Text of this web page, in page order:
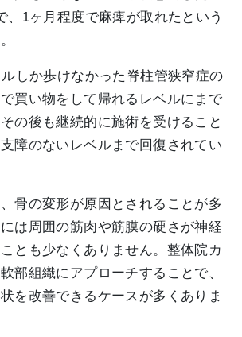
、1ヶ月程度で麻痺が取れたという
しか歩けなかった脊柱管狭窄症の
買い物をして帰れるレベルにまで
の後も継続的に施術を受けること
障のないレベルまで回復されてい
骨の変形が原因とされることが多
は周囲の筋肉や筋膜の硬さが神経
とも少なくありません。整体院カ
部組織にアプローチすることで、
を改善できるケースが多くありま